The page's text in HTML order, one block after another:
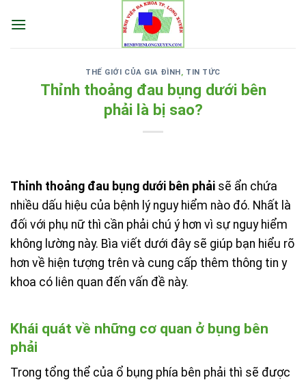
THẾ GIỚI CỦA GIA ĐÌNH, TIN TỨC
Thỉnh thoảng đau bụng dưới bên
phải là bị sao?
Thỉnh thoảng đau bụng dưới bên phải sẽ ẩn chứa
nhiều dấu hiệu của bệnh lý nguy hiểm nào đó. Nhất là
đối với phụ nữ thì cần phải chú ý hơn vì sự nguy hiểm
không lường này. Bìa viết dưới đây sẽ giúp bạn hiểu rõ
hơn về hiện tượng trên và cung cấp thêm thông tin y
khoa có liên quan đến vấn đề này.
Khái quát về những cơ quan ở bụng bên
phải
Trong tổng thể của ổ bụng phía bên phải thì sẽ được